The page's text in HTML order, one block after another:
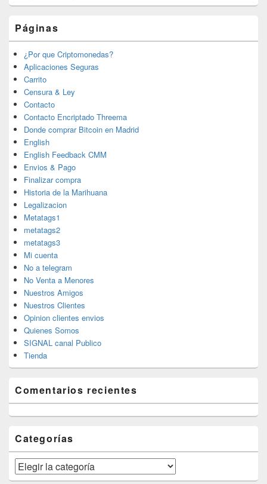
Páginas
¿Por que Criptomonedas?
Aplicaciones Seguras
Carrito
Censura & Ley
Contacto
Contacto Encriptado Threema
Donde comprar Bitcoin en Madrid
English
English Feedback CMM
Envios & Pago
Finalizar compra
Historia de la Marihuana
Legalizacion
Metatags1
metatags2
metatags3
Mi cuenta
No a telegram
No Venta a Menores
Nuestros Amigos
Nuestros Clientes
Opinion clientes envios
Quienes Somos
SIGNAL canal Publico
Tienda
Comentarios recientes
Categorías
Categorías